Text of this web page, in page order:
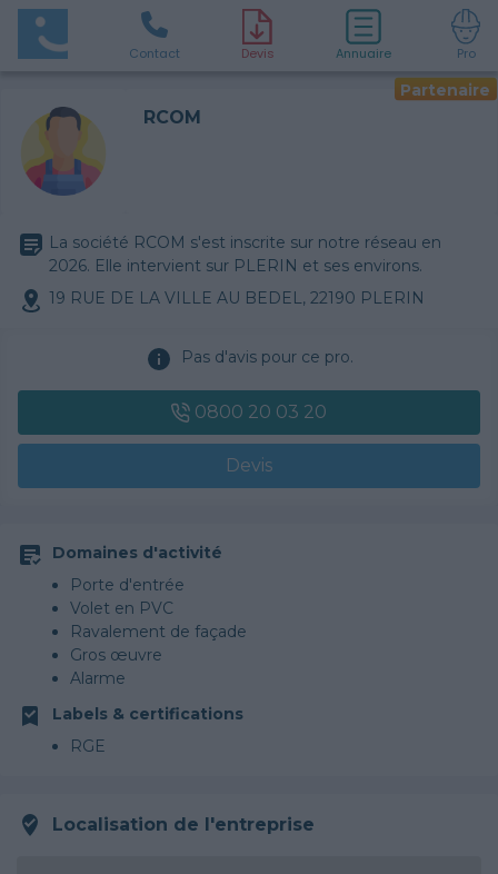
Contact Devis Annuaire Pro
Partenaire
RCOM
La société RCOM s'est inscrite sur notre réseau en
2026. Elle intervient sur PLERIN et ses environs.
19 RUE DE LA VILLE AU BEDEL, 22190 PLERIN
Pas d'avis pour ce pro.
0800 20 03 20
Devis
Domaines d'activité
Porte d'entrée
Volet en PVC
Ravalement de façade
Gros œuvre
Alarme
Traitement de l'eau
Décrassage / Démoussage de toiture
Labels & certifications
RGE
Localisation de l'entreprise